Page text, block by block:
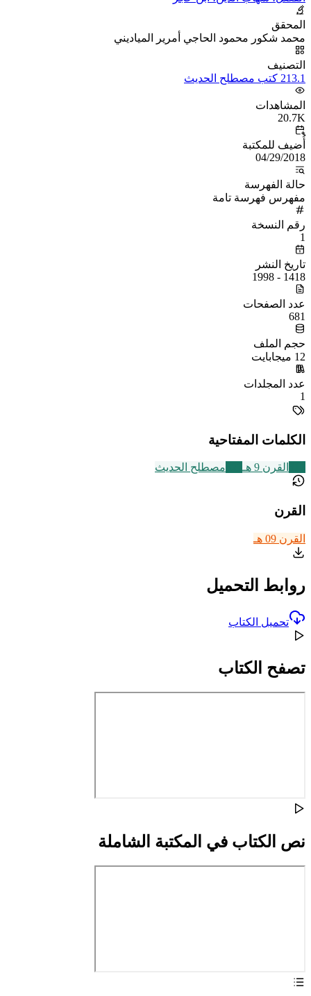
المحقق
محمد شكور محمود الحاجي أمرير المياديني
التصنيف
213.1 كتب مصطلح الحديث
المشاهدات
20.7K
أُضيف للمكتبة
04/29/2018
حالة الفهرسة
مفهرس فهرسة تامة
رقم النسخة
1
تاريخ النشر
1418 - 1998
عدد الصفحات
681
حجم الملف
12 ميجابايت
عدد المجلدات
1
الكلمات المفتاحية
القرن 9 هـ مصطلح الحديث
القرن
القرن 09 هـ
روابط التحميل
تحميل الكتاب
تصفح الكتاب
نص الكتاب في المكتبة الشاملة